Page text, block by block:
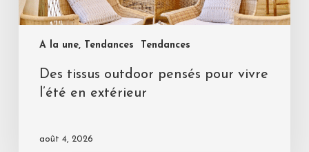
A la une, Tendances Tendances
Des tissus outdoor pensés pour vivre
l’été en extérieur
août 4, 2026